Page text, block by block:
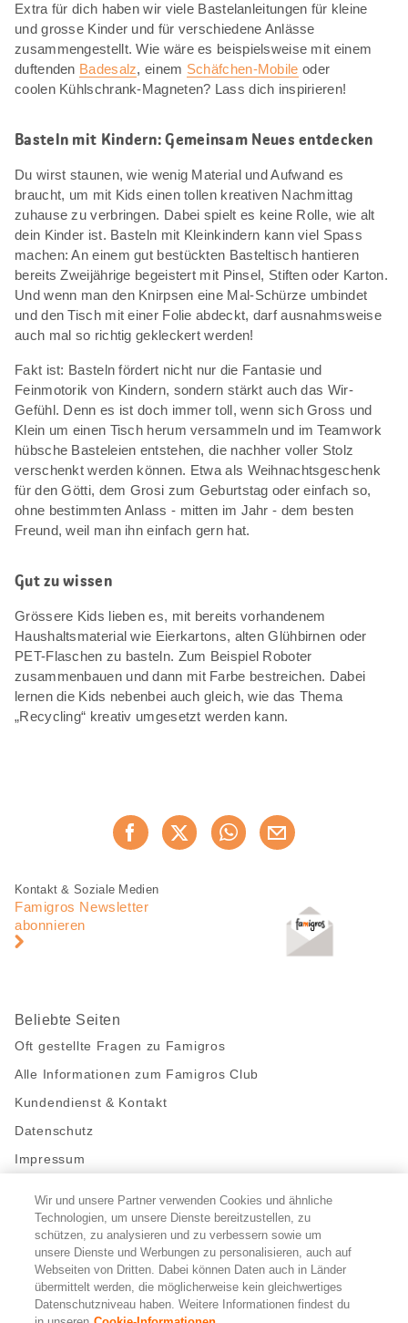
Extra für dich haben wir viele Bastelanleitungen für kleine
und grosse Kinder und für verschiedene Anlässe
zusammengestellt. Wie wäre es beispielsweise mit einem
duftenden Badesalz, einem Schäfchen-Mobile oder
coolen Kühlschrank-Magneten? Lass dich inspirieren!
Basteln mit Kindern: Gemeinsam Neues entdecken
Du wirst staunen, wie wenig Material und Aufwand es
braucht, um mit Kids einen tollen kreativen Nachmittag
zuhause zu verbringen. Dabei spielt es keine Rolle, wie alt
dein Kinder ist. Basteln mit Kleinkindern kann viel Spass
machen: An einem gut bestückten Basteltisch hantieren
bereits Zweijährige begeistert mit Pinsel, Stiften oder Karton.
Und wenn man den Knirpsen eine Mal-Schürze umbindet
und den Tisch mit einer Folie abdeckt, darf ausnahmsweise
auch mal so richtig gekleckert werden!
Fakt ist: Basteln fördert nicht nur die Fantasie und
Feinmotorik von Kindern, sondern stärkt auch das Wir-
Gefühl. Denn es ist doch immer toll, wenn sich Gross und
Klein um einen Tisch herum versammeln und im Teamwork
hübsche Basteleien entstehen, die nachher voller Stolz
verschenkt werden können. Etwa als Weihnachtsgeschenk
für den Götti, dem Grosi zum Geburtstag oder einfach so,
ohne bestimmten Anlass - mitten im Jahr - dem besten
Freund, weil man ihn einfach gern hat.
Gut zu wissen
Grössere Kids lieben es, mit bereits vorhandenem
Haushaltsmaterial wie Eierkartons, alten Glühbirnen oder
PET-Flaschen zu basteln. Zum Beispiel Roboter
zusammenbauen und dann mit Farbe bestreichen. Dabei
lernen die Kids nebenbei auch gleich, wie das Thema
„Recycling“ kreativ umgesetzt werden kann.
Jetzt weiterempfehlen
Fusszeile
Fusszeile
Navigation
Kontakt & Soziale Medien
Famigros Newsletter
abonnieren
Beliebte Seiten
Oft gestellte Fragen zu Famigros
Alle Informationen zum Famigros Club
Kundendienst & Kontakt
Datenschutz
Impressum
Bleibe mit uns in Kontakt
Facebook
https://twitter.com/migros
https://www.youtube.com/user/
PinterestInstagram
Cookie-Einstellungen
Wir und unsere Partner verwenden Cookies und ähnliche
Technologien, um unsere Dienste bereitzustellen, zu
schützen, zu analysieren und zu verbessern sowie um
unsere Dienste und Werbungen zu personalisieren, auch auf
Webseiten von Dritten. Dabei können Daten auch in Länder
übermittelt werden, die möglicherweise kein gleichwertiges
Datenschutzniveau haben. Weitere Informationen findest du